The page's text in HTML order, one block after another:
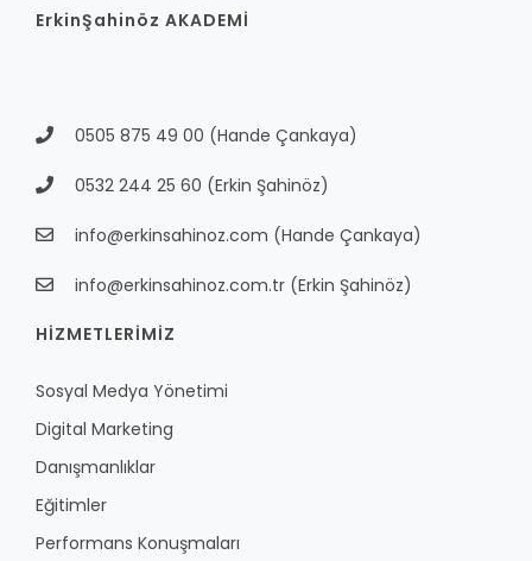
ErkinŞahinöz AKADEMİ
0505 875 49 00 (Hande Çankaya)
0532 244 25 60 (Erkin Şahinöz)
info@erkinsahinoz.com (Hande Çankaya)
info@erkinsahinoz.com.tr (Erkin Şahinöz)
HİZMETLERİMİZ
Sosyal Medya Yönetimi
Digital Marketing
Danışmanlıklar
Eğitimler
Performans Konuşmaları